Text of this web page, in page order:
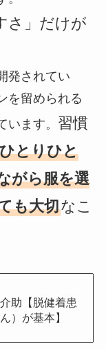
さ」だけが
発されてい
を留められる
ます。 習慣
とりひと
がら服を選
も大切なこ
助【脱健着患
）が基本】